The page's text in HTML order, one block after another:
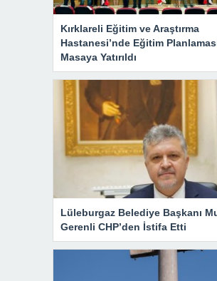
Kırklareli Eğitim ve Araştırma
Hastanesi’nde Eğitim
Masaya Yatırıldı
Lüleburgaz Belediye Başkanı
Gerenli CHP’den İstifa Etti